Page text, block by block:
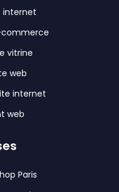
internet
vitrine
web
internet
web
Paris